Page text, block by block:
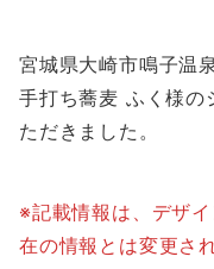
宮城県大崎市鳴子温
手打ち蕎麦 ふく様の
ただきました。
※記載情報は、デザ
在の情報とは変更さ